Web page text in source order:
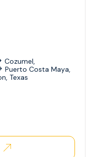
Cozumel,
Puerto Costa Maya,
Texas